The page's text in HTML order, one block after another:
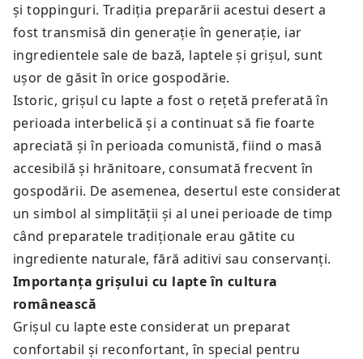
și toppinguri. Tradiția preparării acestui desert a
fost transmisă din generație în generație, iar
ingredientele sale de bază, laptele și grișul, sunt
ușor de găsit în orice gospodărie.
Istoric, grișul cu lapte a fost o rețetă preferată în
perioada interbelică și a continuat să fie foarte
apreciată și în perioada comunistă, fiind o masă
accesibilă și hrănitoare, consumată frecvent în
gospodării. De asemenea, desertul este considerat
un simbol al simplității și al unei perioade de timp
când preparatele tradiționale erau gătite cu
ingrediente naturale, fără aditivi sau conservanți.
Importanța grișului cu lapte în cultura
românească
Grișul cu lapte este considerat un preparat
confortabil și reconfortant, în special pentru